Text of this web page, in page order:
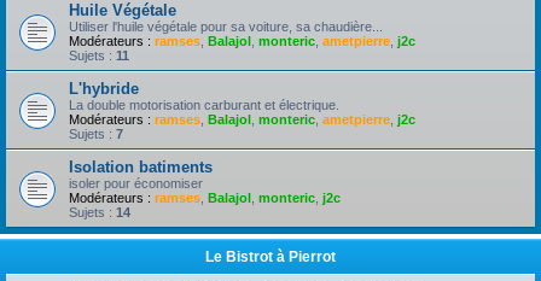
Huile Végétale
Utiliser l'huile végétale pour sa voiture, sa chaudière...
Modérateurs : ramses Balajol monteric ametpierre j2c
Sujets : 11
L'hybride
La double motorisation carburant et électrique.
Modérateurs : ramses Balajol monteric ametpierre j2c
Sujets : 7
Isolation batiments
isoler pour économiser
Modérateurs : ramses Balajol monteric j2c
Sujets : 14
Le Bistrot à Pierrot